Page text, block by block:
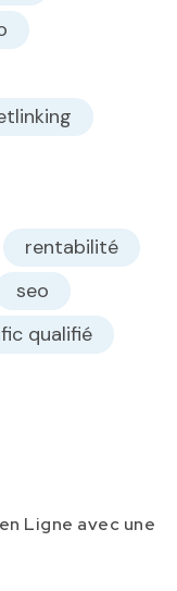
rentabilité
seo
qualifié
Ligne avec une